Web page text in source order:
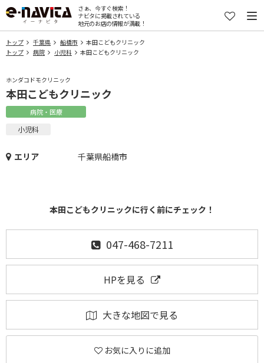
さぁ、今すぐ検索！
ナビタに掲載されている
地元のお店の情報が満載！
トップ 千葉県 船橋市
本田こどもクリニック
トップ
病院 小児科 本田こどもクリニック
ホンダコドモクリニック
本田こどもクリニック
病院・医療
小児科
エリア 千葉県船橋市
本田こどもクリニックに行く前にチェック！
047-468-7211
HPを見る
大きな地図で見る
お気に入りに追加